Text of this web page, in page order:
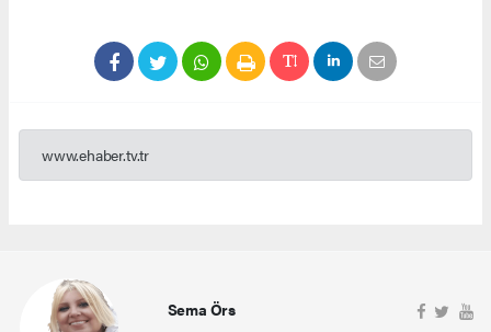
www.ehaber.tv.tr
Sema Örs